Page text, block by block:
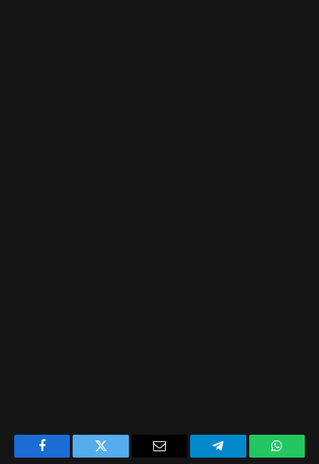
Facebook Twitter Telegram